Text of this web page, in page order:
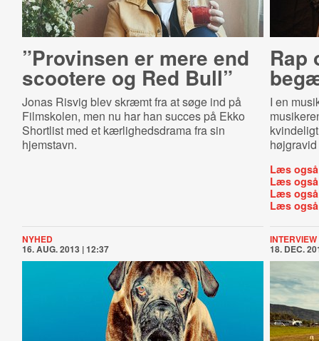
”Provinsen er mere end
scootere og Red Bull”
Jonas Risvig blev skræmt fra at søge ind på
Filmskolen, men nu har han succes på Ekko
Shortlist med et kærlighedsdrama fra sin
hjemstavn.
Rap
I en
Læs
Læs
Læs
Læs
NYHED
16. AUG. 2013 | 12:37
INTERVIEW
18. DEC.